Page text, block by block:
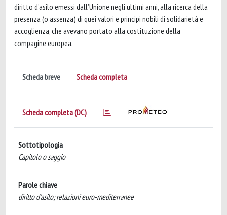
diritto d’asilo emessi dall’Unione negli ultimi anni, alla ricerca della
presenza (o assenza) di quei valori e principi nobili di solidarietà e
accoglienza, che avevano portato alla costituzione della
compagine europea.
Scheda breve Scheda completa
Scheda completa (DC)
Sottotipologia
Capitolo o saggio
Parole chiave
diritto d'asilo; relazioni euro-mediterranee